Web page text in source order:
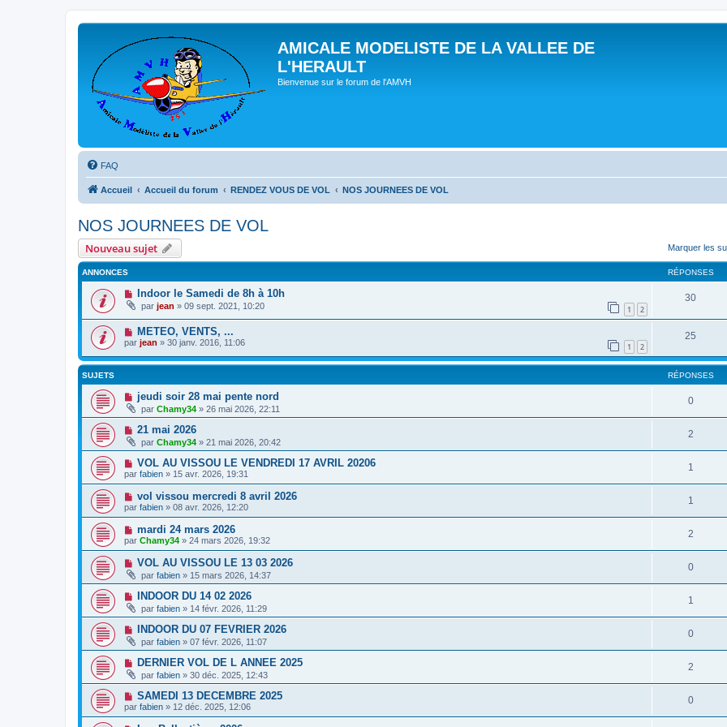
AMICALE MODELISTE DE LA VALLEE DE
L'HERAULT
Bienvenue sur le forum de l'AMVH
FAQ
Accueil Accueil du forum RENDEZ VOUS DE VOL NOS JOURNEES DE VOL
NOS JOURNEES DE VOL
Nouveau sujet Marquer les
ANNONCES RÉPONSES
Indoor le Samedi de 8h à 10h
par jean » 09 sept. 2021, 10:20 1 2
30
METEO, VENTS, ...
par jean » 30 janv. 2016, 11:06 1 2
25
SUJETS RÉPONSES
jeudi soir 28 mai pente nord
par Chamy34 » 26 mai 2026, 22:11
0
21 mai 2026
par Chamy34 » 21 mai 2026, 20:42
2
VOL AU VISSOU LE VENDREDI 17 AVRIL 20206
par fabien » 15 avr. 2026, 19:31
1
vol vissou mercredi 8 avril 2026
par fabien » 08 avr. 2026, 12:20
1
mardi 24 mars 2026
par Chamy34 » 24 mars 2026, 19:32
2
VOL AU VISSOU LE 13 03 2026
par fabien » 15 mars 2026, 14:37
0
INDOOR DU 14 02 2026
par fabien » 14 févr. 2026, 11:29
1
INDOOR DU 07 FEVRIER 2026
par fabien » 07 févr. 2026, 11:07
0
DERNIER VOL DE L ANNEE 2025
par fabien » 30 déc. 2025, 12:43
2
SAMEDI 13 DECEMBRE 2025
par fabien » 12 déc. 2025, 12:06
0